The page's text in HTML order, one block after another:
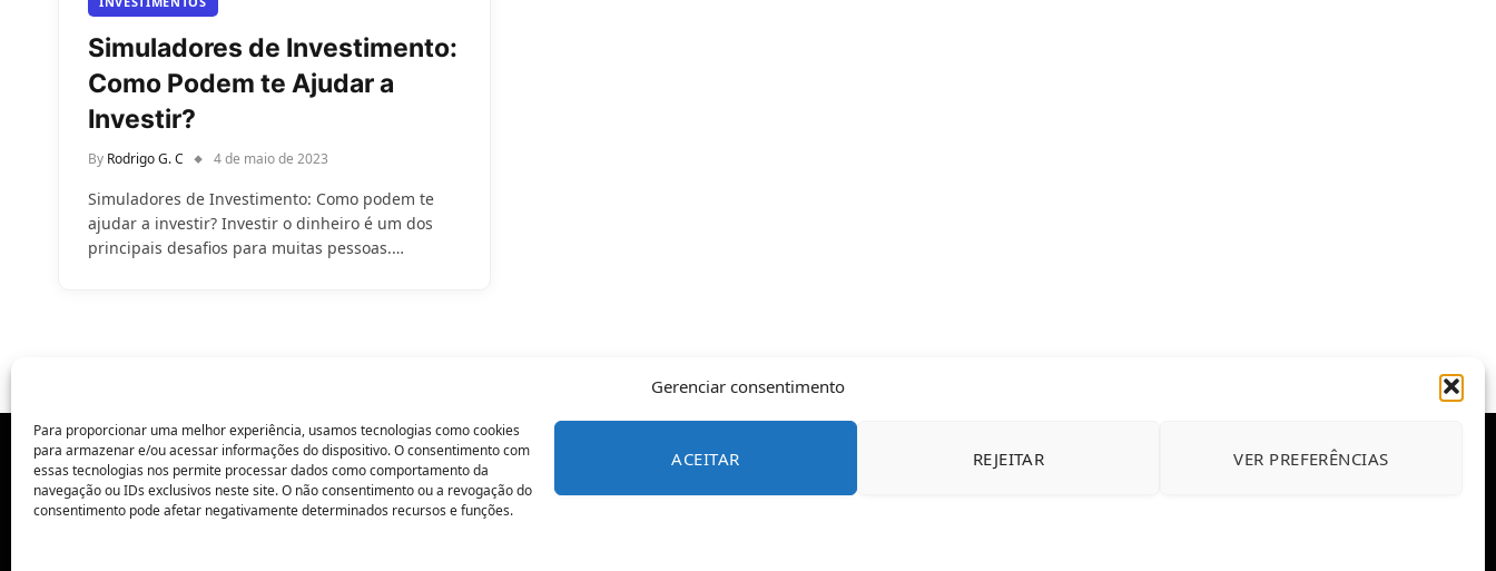
Gerenciar consentimento
Para proporcionar uma melhor experiência, usamos tecnologias como cookies
para armazenar e/ou acessar informações do dispositivo. O consentimento com
essas tecnologias nos permite processar dados como comportamento da
navegação ou IDs exclusivos neste site. O não consentimento ou a revogação do
consentimento pode afetar negativamente determinados recursos e funções.
ACEITAR REJEITAR VER PREFERÊNCIAS
Simuladores de Investimento:
Como Podem te Ajudar a
Investir?
By Rodrigo G. C 4 de maio de 2023
Simuladores de Investimento: Como podem te
ajudar a investir? Investir o dinheiro é um dos
principais desafios para muitas pessoas.…
POLÍTICA DE PRIVACIDADE CONTATO SOBRE NÓS